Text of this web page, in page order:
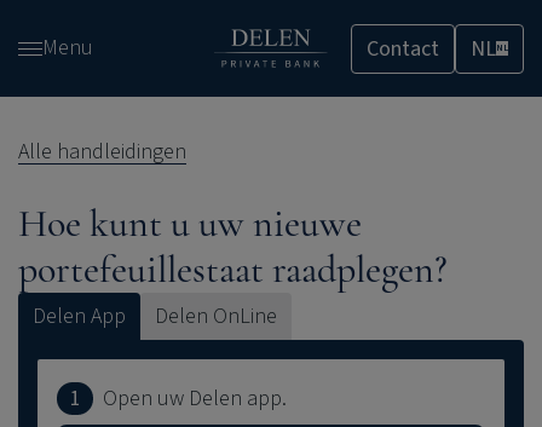
en
inhoud
Menu Contact NLNL
Alle handleidingen
Hoe kunt u uw nieuwe
portefeuillestaat raadplegen?
Delen App Delen OnLine
1 Open uw Delen app.